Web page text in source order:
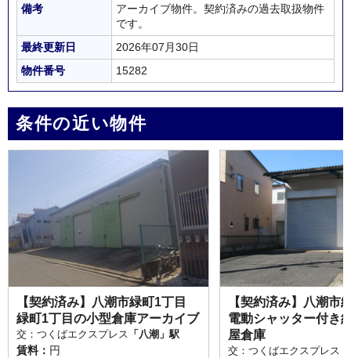
備考
アーカイブ物件。契約済みの過去取扱物件
です。
最終更新日
2026年07月30日
物件番号
15282
条件の近い物件
【契約済み】八潮市緑町1丁目
緑町1丁目の小型倉庫アーカイブ
交：つくばエクスプレス 「八潮」駅
賃料： 円
【契約済み】八潮市
電動シャッター付き
屋倉庫
交：つくばエクスプレス